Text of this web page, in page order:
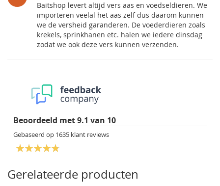
Baitshop levert altijd vers aas en voedseldieren. We
importeren veelal het aas zelf dus daarom kunnen
we de versheid garanderen. De voederdieren zoals
krekels, sprinkhanen etc. halen we iedere dinsdag
zodat we ook deze vers kunnen verzenden.
Beoordeeld met9.1 van 10
Gebaseerd op 1635 klant reviews
Gerelateerde producten